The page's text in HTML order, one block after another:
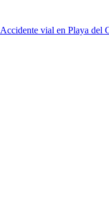
Accidente vial en Playa del